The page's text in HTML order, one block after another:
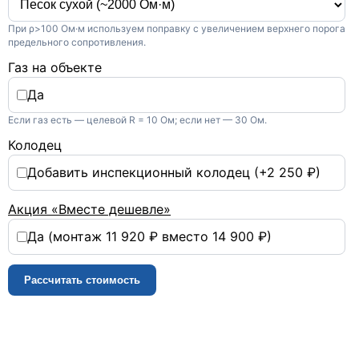
При ρ>100 Ом·м используем поправку с увеличением верхнего порога
предельного сопротивления.
Газ на объекте
Да
Если газ есть — целевой R = 10 Ом; если нет — 30 Ом.
Колодец
Добавить инспекционный колодец (+2 250 ₽)
Акция «Вместе дешевле»
Да (монтаж 11 920 ₽ вместо 14 900 ₽)
Рассчитать стоимость
7. Итоговый замер и
оформление документации
Проводим контрольное
подтверждения нормативных
значений оформляем паспорт
выполненных работ.
ВЫДАЕМ ДОКУМЕНТЫ